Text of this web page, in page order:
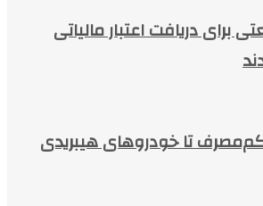
برای دریافت اعتبار مالیاتی
تا خودروهای هیبریدی